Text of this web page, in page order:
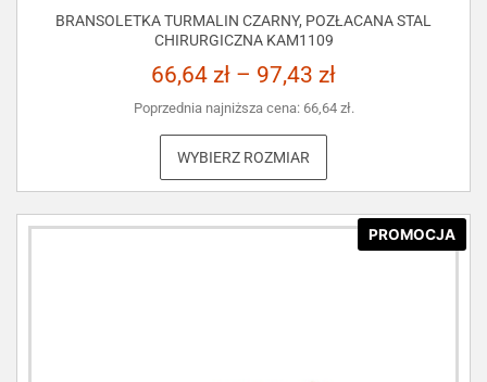
BRANSOLETKA TURMALIN CZARNY, POZŁACANA STAL
CHIRURGICZNA KAM1109
66,64 zł – 97,43 zł
Poprzednia najniższa cena: 66,64 zł.
WYBIERZ ROZMIAR
PROMOCJA